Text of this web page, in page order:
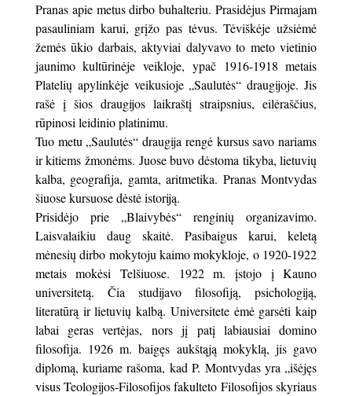
Pranas apie metus dirbo buhalteriu. Prasidėjus Pirmajam
pasauliniam karui, grįžo pas tėvus. Tėviškėje užsiėmė
žemės ūkio darbais, aktyviai dalyvavo to meto vietinio
jaunimo kultūrinėje veikloje, ypač 1916-1918 metais
Platelių apylinkėje veikusioje „Saulutės“ draugijoje. Jis
rašė į šios draugijos laikraštį straipsnius, eilėraščius,
rūpinosi leidinio platinimu.
Tuo metu „Saulutės“ draugija rengė kursus savo nariams
ir kitiems žmonėms. Juose buvo dėstoma tikyba, lietuvių
kalba, geografija, gamta, aritmetika. Pranas Montvydas
šiuose kursuose dėstė istoriją.
Prisidėjo prie „Blaivybės“ renginių organizavimo.
Laisvalaikiu daug skaitė. Pasibaigus karui, keletą
mėnesių dirbo mokytoju kaimo mokykloje, o 1920-1922
metais mokėsi Telšiuose. 1922 m. įstojo į Kauno
universitetą. Čia studijavo filosofiją, psichologiją,
literatūrą ir lietuvių kalbą. Universitete ėmė garsėti kaip
labai geras vertėjas, nors jį patį labiausiai domino
filosofija. 1926 m. baigęs aukštąją mokyklą, jis gavo
diplomą, kuriame rašoma, kad P. Montvydas yra „išėjęs
visus Teologijos-Filosofijos fakulteto Filosofijos skyriaus